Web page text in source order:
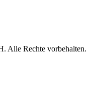
Alle Rechte vorbehalten.